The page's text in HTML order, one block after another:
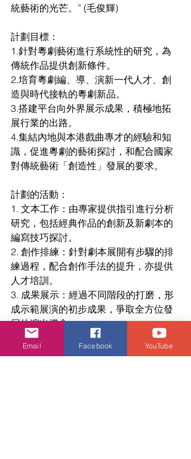
統藝術的光芒。” (毛俊輝)
計劃目標：
1.針對粵劇藝術進行系統性的研究，為
傳統作品提供創新條件。
2.培育粵劇編、導、演新一代人才、創
造與時代接軌的粵劇新品。
3.搭建平台向外界展示成果，積極地拓
展行業的出路。
4.集結內地與本港戲曲專才的經驗和知
識，促進粵劇的藝術探討，和配合國家
對傳統藝術「創造性」發展的要求。
計劃的活動：
1. 文本工作：由專家提供指引進行分析
研究，包括經典作品的創新及新劇本的
編寫技巧探討。
2. 創作排練：針對劇本展開有步驟的排
練過程，配合創作手法的提升，亦提供
人才培訓。
3. 成果展示：經過不同階段的打磨，形
成示範展演的初步成果，爭取全方位發
展的演出機會。
4.. 發展方向：將初步成果投入更長遠的
發展空間，包括本港及內地演出，海外
Email Facebook YouTube